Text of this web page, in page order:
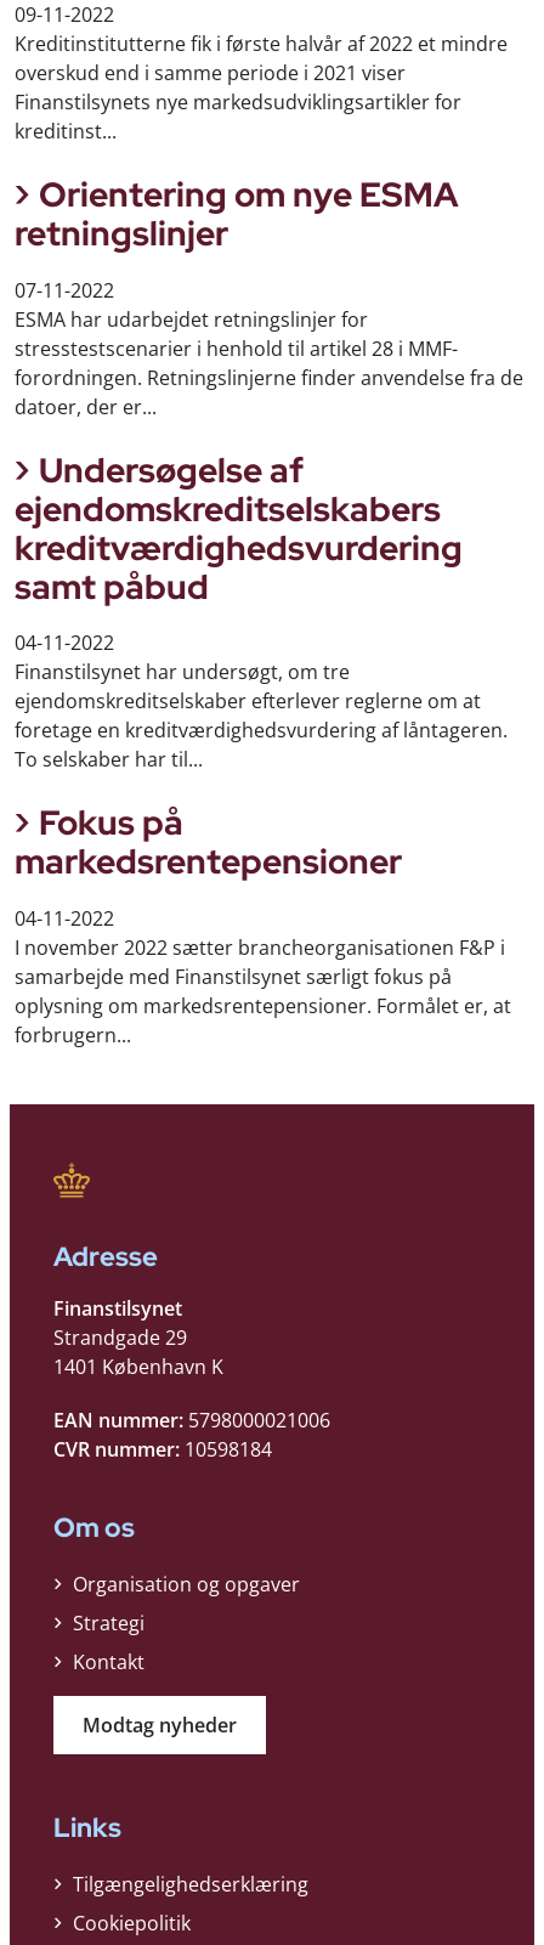
09-11-2022
Kreditinstitutterne fik i første halvår af 2022 et mindre
overskud end i samme periode i 2021 viser
Finanstilsynets nye markedsudviklingsartikler for
kreditinst...
Orientering om nye ESMA
retningslinjer
07-11-2022
ESMA har udarbejdet retningslinjer for
stresstestscenarier i henhold til artikel 28 i MMF-
forordningen. Retningslinjerne finder anvendelse fra de
datoer, der er...
Undersøgelse af
ejendomskreditselskabers
kreditværdighedsvurdering
samt påbud
04-11-2022
Finanstilsynet har undersøgt, om tre
ejendomskreditselskaber efterlever reglerne om at
foretage en kreditværdighedsvurdering af låntageren.
To selskaber har til...
Fokus på
markedsrentepensioner
04-11-2022
I november 2022 sætter brancheorganisationen F&P i
samarbejde med Finanstilsynet særligt fokus på
oplysning om markedsrentepensioner. Formålet er, at
forbrugern...
Adresse
Finanstilsynet
Strandgade 29
1401 København K
EAN nummer: 5798000021006
CVR nummer: 10598184
Om os
Organisation og opgaver
Strategi
Kontakt
Modtag nyheder
Links
Tilgængelighedserklæring
Cookiepolitik